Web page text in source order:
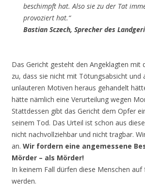
beschimpft hat. Also sie zu der Tat
provoziert hat.“
Bastian Sczech, Sprecher des
Das Gericht gesteht den Angeklagten mit
zu, dass sie nicht mit Tötungsabsicht und
unlauteren Motiven heraus gehandelt
hätte nämlich eine Verurteilung wegen
Stattdessen gibt das Gericht dem Opfer
seinem Tod. Das Urteil ist schon aus
nicht nachvollziehbar und nicht tragbar.
an. Wir fordern eine angemessene
Mörder – als Mörder!
In keinem Fall dürfen diese Menschen
werden.